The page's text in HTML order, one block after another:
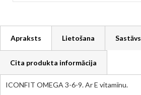
Apraksts Lietošana Sastāvs
Cita produkta informācija
ICONFIT OMEGA 3-6-9. Ar E vitamīnu.